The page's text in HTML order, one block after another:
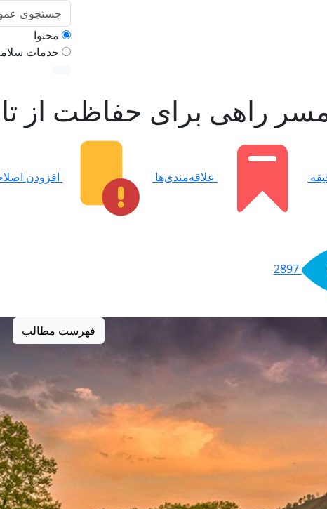
محتوا
خدمات
راهی برای حفاظت از
علاقه‌مندی‌ها افزودن
فهرست مطالب